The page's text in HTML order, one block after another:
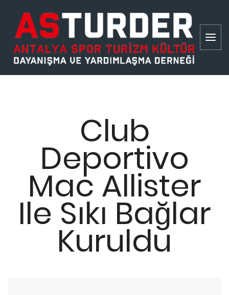
Club
Deportivo
Mac Allister
Ile Sıkı Bağlar
Kuruldu